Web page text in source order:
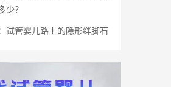
少？
试管婴儿路上的隐形绊脚石